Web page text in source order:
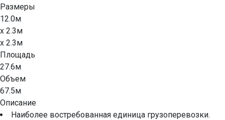
Размеры
12.0м
x 2.3м
x 2.3м
Площадь
27.6м
Объем
67.5м
Описание
Наиболее востребованная единица грузоперевозки.